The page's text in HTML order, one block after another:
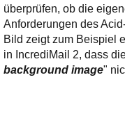
überprüfen, ob die
Anforderungen des
Bild zeigt zum Beispiel
in IncrediMail 2, dass
background image"